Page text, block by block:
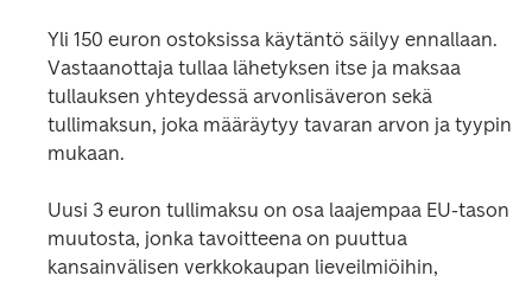
Yli 150 euron ostoksissa käytäntö säilyy ennallaan.
Vastaanottaja tullaa lähetyksen itse ja maksaa
tullauksen yhteydessä arvonlisäveron sekä
tullimaksun, joka määräytyy tavaran arvon ja tyypin
mukaan.
Uusi 3 euron tullimaksu on osa laajempaa EU-tason
muutosta, jonka tavoitteena on puuttua
kansainvälisen verkkokaupan lieveilmiöihin,